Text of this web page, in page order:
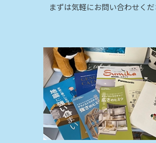
まずは気軽にお問い合わせくだ